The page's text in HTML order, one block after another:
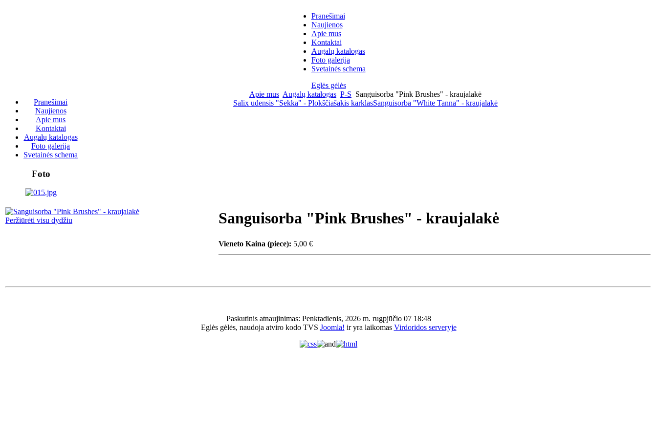
Pranešimai
Naujienos
Apie mus
Kontaktai
Augalų katalogas
Foto galerija
Svetainės schema
Eglės gėlės
Pranešimai
Naujienos
Apie mus
Kontaktai
Augalų katalogas
Foto galerija
Svetainės schema
Foto
Apie mus Augalų katalogas P-S Sanguisorba "Pink Brushes" - kraujalakė
Salix udensis "Sekka" - Plokščiašakis karklasSanguisorba "White Tanna" - kraujalakė
Peržiūrėti visu dydžiu Sanguisorba "Pink Brushes" - kraujalakė
Vieneto Kaina (piece): 5,00 €
Paskutinis atnaujinimas: Penktadienis, 2026 m. rugpjūčio 07 18:48
Eglės gėlės, naudoja atviro kodo TVS Joomla! ir yra laikomas Virdoridos serveryje